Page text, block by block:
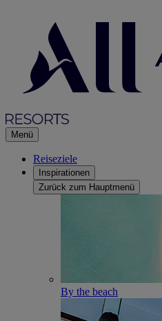
Menü
Reiseziele
Inspirationen
Zurück zum Hauptmenü
By the beach